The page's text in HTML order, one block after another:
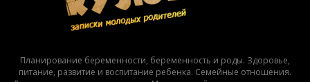
Планирование беременности, беременность и роды. Здоровье,
питание, развитие и воспитание ребенка. Семейные отношения.